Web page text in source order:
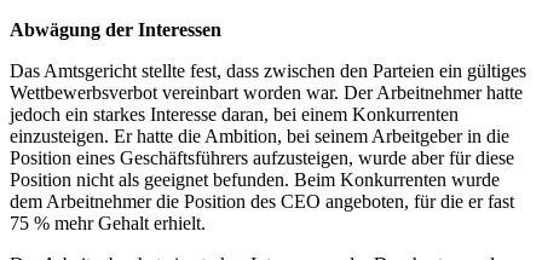
Abwägung der Interessen
Das Amtsgericht stellte fest, dass zwischen den Parteien ein gültiges
Wettbewerbsverbot vereinbart worden war. Der Arbeitnehmer hatte
jedoch ein starkes Interesse daran, bei einem Konkurrenten
einzusteigen. Er hatte die Ambition, bei seinem Arbeitgeber in die
Position eines Geschäftsführers aufzusteigen, wurde aber für diese
Position nicht als geeignet befunden. Beim Konkurrenten wurde
dem Arbeitnehmer die Position des CEO angeboten, für die er fast
75 % mehr Gehalt erhielt.